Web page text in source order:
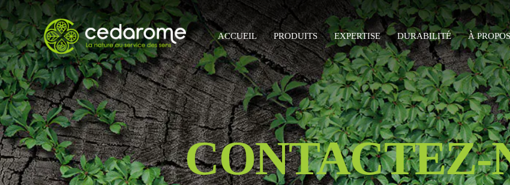
ACCUEIL PRODUITS EXPERTISE DURABILITÉ À
CONTACTEZ-